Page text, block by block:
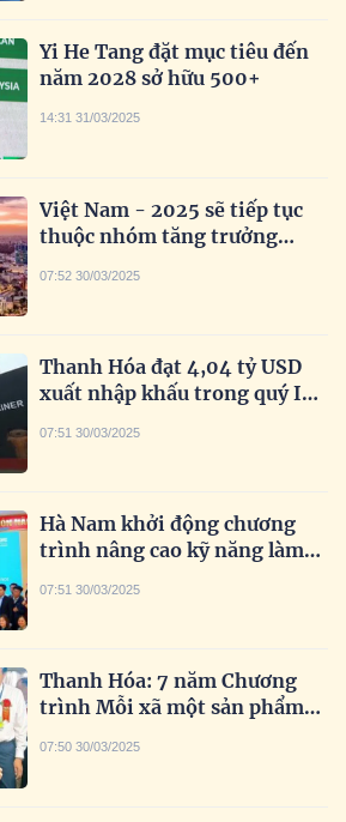
Yi He Tang đặt mục tiêu đến
năm 2028 sở hữu 500+
14:31 31/03/2025
Việt Nam - 2025 sẽ tiếp tục
thuộc nhóm tăng trưởng
07:52 30/03/2025
Thanh Hóa đạt 4,04 tỷ USD
xuất nhập khấu trong quý I
07:51 30/03/2025
Hà Nam khởi động chương
trình nâng cao kỹ năng làm
07:51 30/03/2025
Thanh Hóa: 7 năm Chương
trình Mỗi xã một sản phẩm
07:50 30/03/2025